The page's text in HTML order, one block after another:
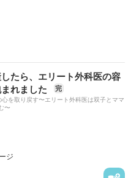
に捨てられた令嬢。辺境で
書籍化！
慈悲な氷の王子の愛でし
！
たら、エリート外科医の容
れました
完
を取り戻す〜エリート外科医は双子とママ
〜
ジ